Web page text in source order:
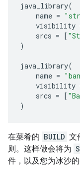
java_library(
name =
visibility
srcs = [
)
java_library(
name =
visibility
srcs = [
)
在菜肴的 BUILD 文
则。这样做会将为
件，以及您为冰沙